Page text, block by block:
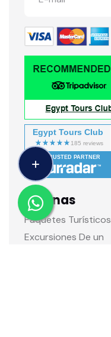
Egypt Tours Club
TRUSTED PARTNER
Paginas
Paquetes Turísticos
Excursiones De un